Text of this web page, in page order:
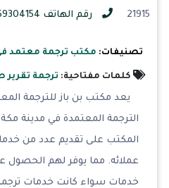
21915
رقم الهاتف 0559304154
تصنيفات: مكتب ترجمة معتمد
كلمات مفتاحية: ترجمة تقرير
يعد مكتب بن باز للترجمة
الترجمة المعتمدة في مدينة
المكتب على تقديم عدد من
عملائه. مما يوفر لهم الحصول
خدمات سواء كانت خدمات